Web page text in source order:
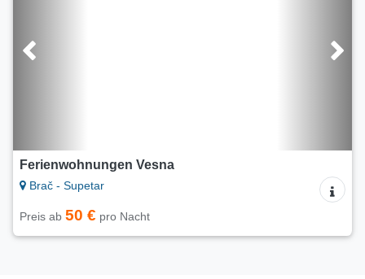
Ferienwohnungen Vesna
Brač - Supetar
Preis ab 50 € pro Nacht